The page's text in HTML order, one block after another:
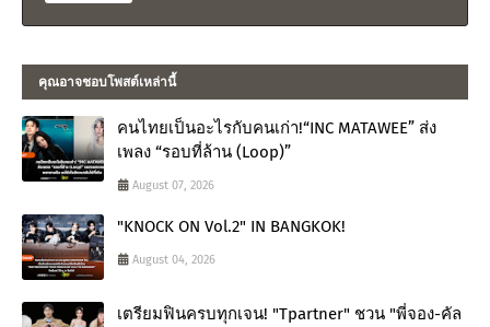
คุณอาจชอบโพสต์เหล่านี้
คนไทยเป็นอะไรกับคนเก่า!“INC MATAWEE” ส่ง
เพลง “รอบที่ล้าน (Loop)”
August 07, 2026
"KNOCK ON Vol.2" IN BANGKOK!
August 04, 2026
เตรียมฟินครบทุกเจน! "Tpartner" ชวน "พี่จอง-คัล